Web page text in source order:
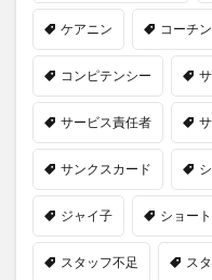
ケアニン コーチ
コンピテンシー
サービス責任者
サンクスカード
ジャイ子 ショー
スタッフ不足 ス